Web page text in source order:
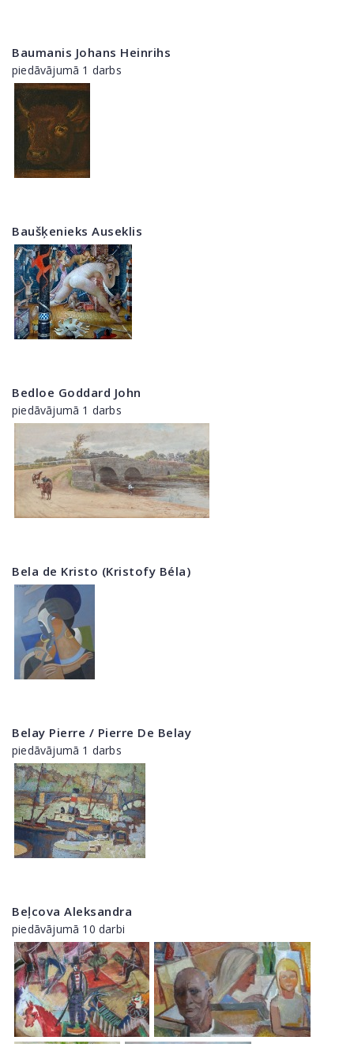
Baumanis Johans Heinrihs
piedāvājumā 1 darbs
Baušķenieks Auseklis
Bedloe Goddard John
piedāvājumā 1 darbs
Bela de Kristo (Kristofy Béla)
Belay Pierre / Pierre De Belay
piedāvājumā 1 darbs
Beļcova Aleksandra
piedāvājumā 10 darbi